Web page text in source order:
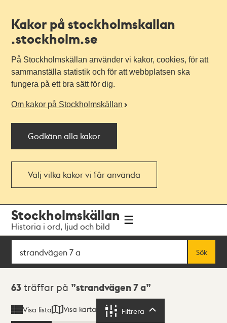
Kakor på stockholmskallan
.stockholm.se
På Stockholmskällan använder vi kakor, cookies, för att
sammanställa statistik och för att webbplatsen ska
fungera på ett bra sätt för dig.
Om kakor på Stockholmskällan
Godkänn alla kakor
Välj vilka kakor vi får använda
navigationen
huvudinnehållet
Stockholmskällan
Historia i ord, ljud och bild
Sök
Sök
Sökresultat
63 träffar på strandvägen 7 a
Visa lista Visa karta Filtrera